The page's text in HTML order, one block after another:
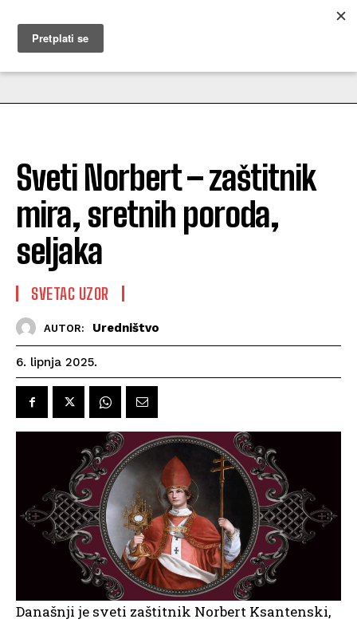
MUŽEVNI BUDITE
Sveti Norbert – zaštitnik
mira, sretnih poroda,
seljaka
SVETAC UZOR
AUTOR: Uredništvo
6. lipnja 2025.
Današnji je sveti zaštitnik Norbert Ksantenski,